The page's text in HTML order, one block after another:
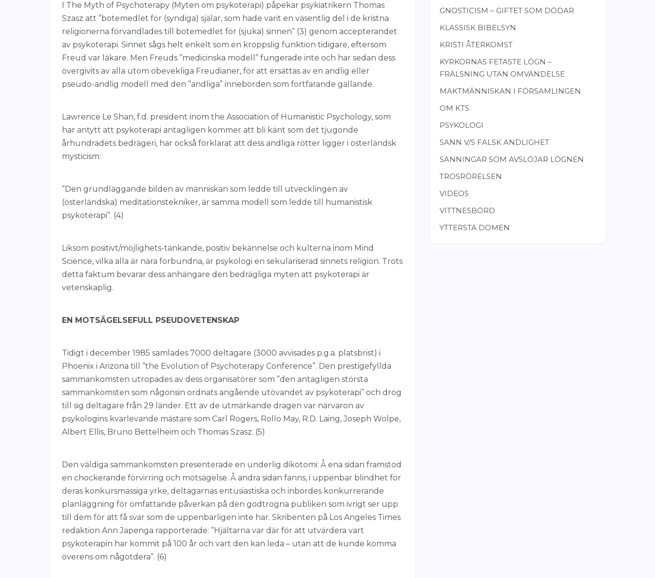
I The Myth of Psychoterapy (Myten om psykoterapi) påpekar psykiatrikern Thomas
Szasz att ”botemedlet för (syndiga) själar, som hade varit en väsentlig del i de kristna
religionerna förvandlades till botemedlet för (sjuka) sinnen” (3) genom accepterandet
av psykoterapi. Sinnet sågs helt enkelt som en kroppslig funktion tidigare, eftersom
Freud var läkare. Men Freuds ”medicinska modell” fungerade inte och har sedan dess
övergivits av alla utom obevekliga Freudianer, för att ersättas av en andlig eller
pseudo-andlig modell med den ”andliga” innebörden som fortfarande gällande.
Lawrence Le Shan, f.d. president inom the Association of Humanistic Psychology, som
har antytt att psykoterapi antagligen kommer att bli känt som det tjugonde
århundradets bedrägeri, har också förklarat att dess andliga rötter ligger i österländsk
mysticism:
”Den grundläggande bilden av människan som ledde till utvecklingen av
(österländska) meditationstekniker, är samma modell som ledde till humanistisk
psykoterapi”. (4)
Liksom positivt/möjlighets-tänkande, positiv bekännelse och kulterna inom Mind
Science, vilka alla är nära förbundna, är psykologi en sekulariserad sinnets religion. Trots
detta faktum bevarar dess anhängare den bedrägliga myten att psykoterapi är
vetenskaplig.
EN MOTSÄGELSEFULL PSEUDOVETENSKAP
Tidigt i december 1985 samlades 7000 deltagare (3000 avvisades p.g.a. platsbrist) i
Phoenix i Arizona till ”the Evolution of Psychoterapy Conference”. Den prestigefyllda
sammankomsten utropades av dess organisatörer som ”den antagligen största
sammankomsten som någonsin ordnats angående utövandet av psykoterapi” och drog
till sig deltagare från 29 länder. Ett av de utmärkande dragen var närvaron av
psykologins kvarlevande mästare som Carl Rogers, Rollo May, R.D. Laing, Joseph Wolpe,
Albert Ellis, Bruno Bettelheim och Thomas Szasz. (5)
Den väldiga sammankomsten presenterade en underlig dikotomi: Å ena sidan framstod
en chockerande förvirring och motsägelse. Å andra sidan fanns, i uppenbar blindhet för
deras konkursmässiga yrke, deltagarnas entusiastiska och inbördes konkurrerande
planläggning för omfattande påverkan på den godtrogna publiken som ivrigt ser upp
till dem för att få svar som de uppenbarligen inte har. Skribenten på Los Angeles Times
redaktion Ann Japenga rapporterade: ”Hjältarna var där för att utvärdera vart
psykoterapin har kommit på 100 år och vart den kan leda – utan att de kunde komma
överens om någotdera”. (6)
GNOSTICISM – GIFTET SOM DÖDAR
KLASSISK BIBELSYN
KRISTI ÅTERKOMST
KYRKORNAS FETASTE LÖGN –
FRÄLSNING UTAN OMVÄNDELSE
MAKTMÄNNISKAN I FÖRSAMLINGEN
OM KTS
PSYKOLOGI
SANN V/S FALSK ANDLIGHET
SANNINGAR SOM AVSLÖJAR LÖGNEN
TROSRÖRELSEN
VIDEOS
VITTNESBÖRD
YTTERSTA DOMEN